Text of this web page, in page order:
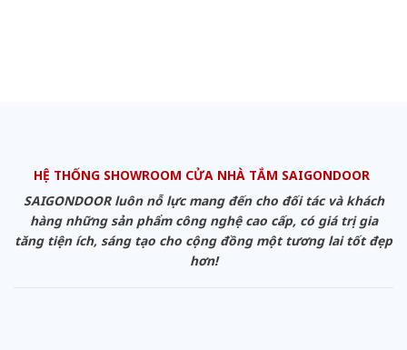
HỆ THỐNG SHOWROOM CỬA NHÀ TẮM SAIGONDOOR
SAIGONDOOR luôn nỗ lực mang đến cho đối tác và khách
hàng những sản phẩm công nghệ cao cấp, có giá trị gia
tăng tiện ích, sáng tạo cho cộng đồng một tương lai tốt đẹp
hơn!